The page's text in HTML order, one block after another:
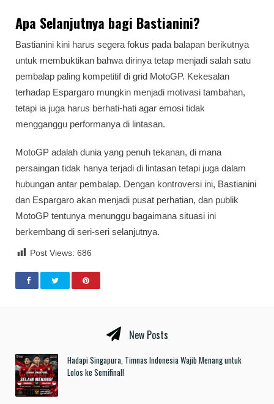
Apa Selanjutnya bagi Bastianini?
Bastianini kini harus segera fokus pada balapan berikutnya
untuk membuktikan bahwa dirinya tetap menjadi salah satu
pembalap paling kompetitif di grid MotoGP. Kekesalan
terhadap Espargaro mungkin menjadi motivasi tambahan,
tetapi ia juga harus berhati-hati agar emosi tidak
mengganggu performanya di lintasan.
MotoGP adalah dunia yang penuh tekanan, di mana
persaingan tidak hanya terjadi di lintasan tetapi juga dalam
hubungan antar pembalap. Dengan kontroversi ini, Bastianini
dan Espargaro akan menjadi pusat perhatian, dan publik
MotoGP tentunya menunggu bagaimana situasi ini
berkembang di seri-seri selanjutnya.
Post Views: 686
New Posts
Hadapi Singapura, Timnas Indonesia Wajib Menang untuk
Lolos ke Semifinal!